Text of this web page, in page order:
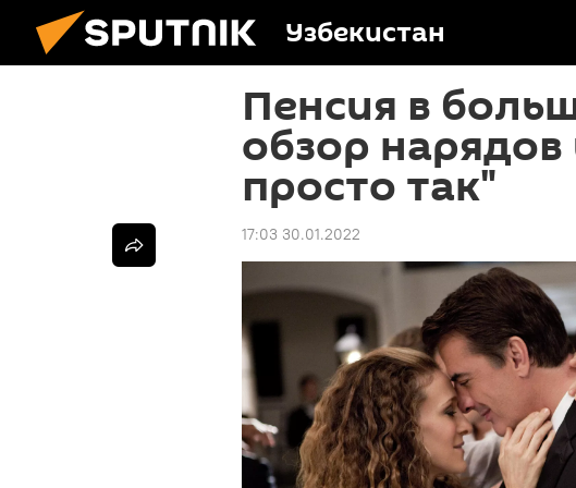
Узбекистан
Пенсия в
обзор нарядов
просто так"
17:03 30.01.2022